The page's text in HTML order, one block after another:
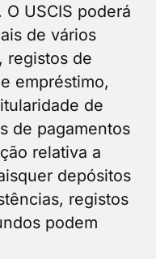
USCIS poderá
de vários
registos de
empréstimo,
de
de pagamentos
relativa a
depósitos
registos
podem